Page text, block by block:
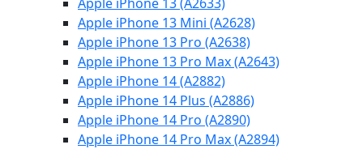
Apple iPhone 13 Mini (A2628)
Apple iPhone 13 Pro (A2638)
Apple iPhone 13 Pro Max (A2643)
Apple iPhone 14 (A2882)
Apple iPhone 14 Plus (A2886)
Apple iPhone 14 Pro (A2890)
Apple iPhone 14 Pro Max (A2894)